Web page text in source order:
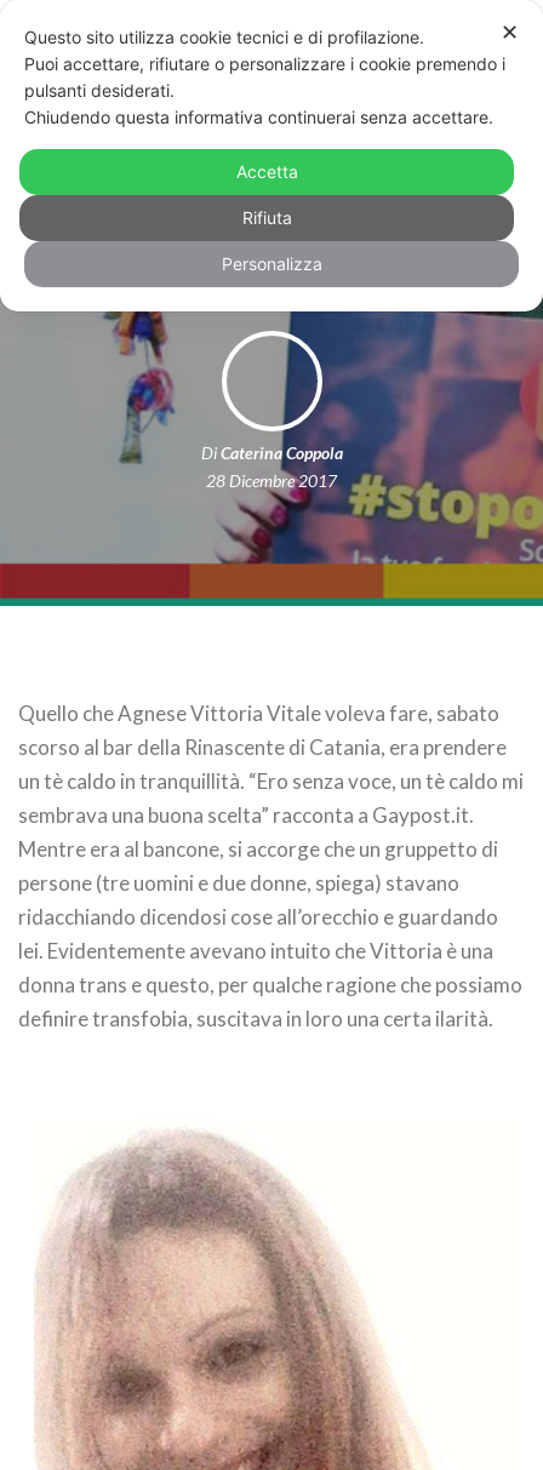
Catania, ragazza trans derisa e
schiaffeggiata in un bar: “Nessuno
può scherzare sui nostri corpi”
DiCaterina Coppola
28 Dicembre 2017
Quello che Agnese Vittoria Vitale voleva fare, sabato
scorso al bar della Rinascente di Catania, era prendere
un tè caldo in tranquillità. “Ero senza voce, un tè caldo mi
sembrava una buona scelta” racconta a Gaypost.it.
Mentre era al bancone, si accorge che un gruppetto di
persone (tre uomini e due donne, spiega) stavano
ridacchiando dicendosi cose all’orecchio e guardando
lei. Evidentemente avevano intuito che Vittoria è una
donna trans e questo, per qualche ragione che possiamo
definire transfobia, suscitava in loro una certa ilarità.
✕
Questo sito utilizza cookie tecnici e di profilazione.
Puoi accettare, rifiutare o personalizzare i cookie premendo i
pulsanti desiderati.
Chiudendo questa informativa continuerai senza accettare.
Accetta
Rifiuta
Personalizza